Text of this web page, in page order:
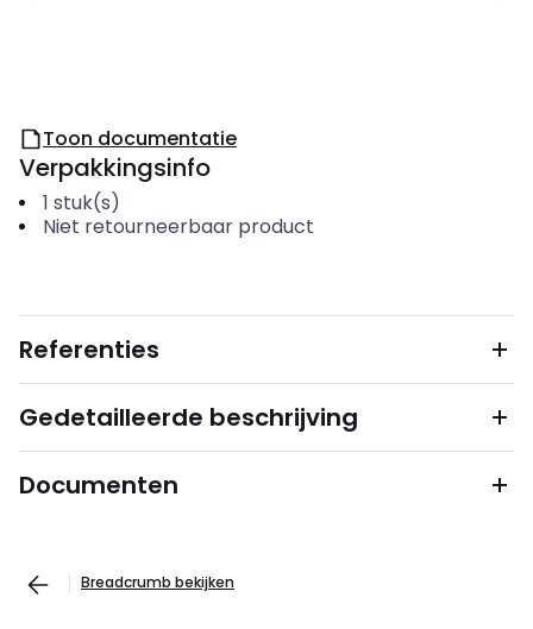
Toon documentatie
Verpakkingsinfo
1 stuk(s)
Niet retourneerbaar product
Referenties
Gedetailleerde beschrijving
Documenten
Breadcrumb bekijken